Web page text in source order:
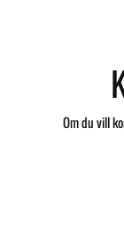
Om du vill